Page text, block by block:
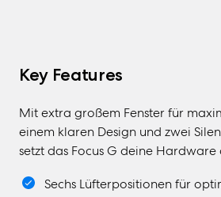
Key Features
Mit extra großem Fenster für
einem klaren Design und zwei
setzt das Focus G deine
Sechs Lüfterpositionen für